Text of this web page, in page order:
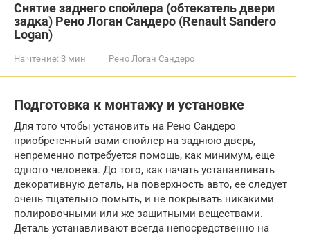
Снятие заднего спойлера (обтекатель двери
задка) Рено Логан Сандеро (Renault Sandero
Logan)
На чтение: 3 мин Рено Логан Сандеро
Подготовка к монтажу и установке
Для того чтобы установить на Рено Сандеро
приобретенный вами спойлер на заднюю дверь,
непременно потребуется помощь, как минимум, еще
одного человека. До того, как начать устанавливать
декоративную деталь, на поверхность авто, ее следует
очень тщательно помыть, и не покрывать никакими
полировочными или же защитными веществами.
Деталь устанавливают всегда непосредственно на